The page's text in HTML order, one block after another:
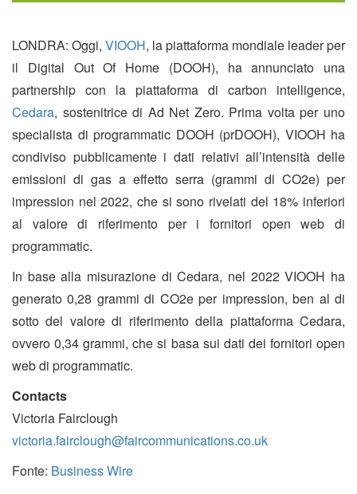
LONDRA: Oggi, VIOOH, la piattaforma mondiale leader per
il Digital Out Of Home (DOOH), ha annunciato una
partnership con la piattaforma di carbon intelligence,
Cedara, sostenitrice di Ad Net Zero. Prima volta per uno
specialista di programmatic DOOH (prDOOH), VIOOH ha
condiviso pubblicamente i dati relativi all’intensità delle
emissioni di gas a effetto serra (grammi di CO2e) per
impression nel 2022, che si sono rivelati del 18% inferiori
al valore di riferimento per i fornitori open web di
programmatic.
In base alla misurazione di Cedara, nel 2022 VIOOH ha
generato 0,28 grammi di CO2e per impression, ben al di
sotto del valore di riferimento della piattaforma Cedara,
ovvero 0,34 grammi, che si basa sui dati dei fornitori open
web di programmatic.
Contacts
Victoria Fairclough
victoria.fairclough@faircommunications.co.uk
Fonte: Business Wire